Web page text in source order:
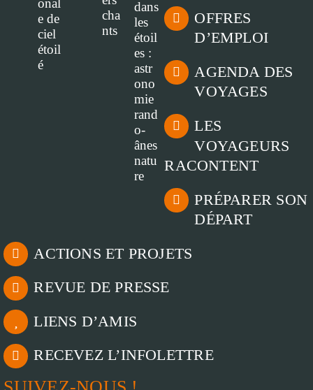
OFFRES
D’EMPLOI
AGENDA DES
VOYAGES
LES
VOYAGEURS
RACONTENT
PRÉPARER SON
DÉPART
ACTIONS ET PROJETS
REVUE DE PRESSE
LIENS D’AMIS
RECEVEZ L’INFOLETTRE